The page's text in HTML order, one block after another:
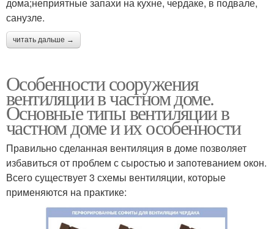
дома;неприятные запахи на кухне, чердаке, в подвале,
санузле.
читать дальше →
Особенности сооружения
вентиляции в частном доме.
Основные типы вентиляции в
частном доме и их особенности
Правильно сделанная вентиляция в доме позволяет
избавиться от проблем с сыростью и запотеванием окон.
Всего существует 3 схемы вентиляции, которые
применяются на практике: